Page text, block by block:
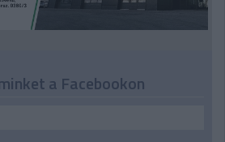
a Facebookon